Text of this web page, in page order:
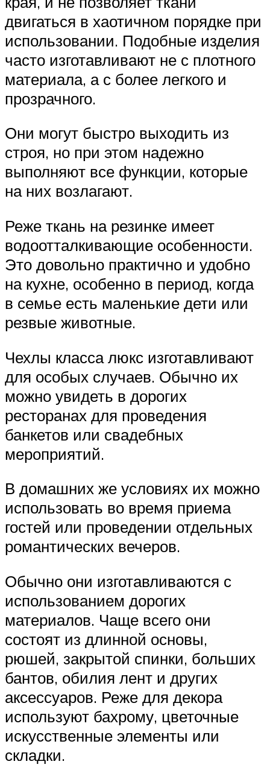
двигаться в хаотичном порядке при
использовании. Подобные изделия
часто изготавливают не с плотного
материала, а с более легкого и
прозрачного.
Они могут быстро выходить из
строя, но при этом надежно
выполняют все функции, которые
на них возлагают.
Реже ткань на резинке имеет
водоотталкивающие особенности.
Это довольно практично и удобно
на кухне, особенно в период, когда
в семье есть маленькие дети или
резвые животные.
Чехлы класса люкс изготавливают
для особых случаев. Обычно их
можно увидеть в дорогих
ресторанах для проведения
банкетов или свадебных
мероприятий.
В домашних же условиях их можно
использовать во время приема
гостей или проведении отдельных
романтических вечеров.
Обычно они изготавливаются с
использованием дорогих
материалов. Чаще всего они
состоят из длинной основы,
рюшей, закрытой спинки, больших
бантов, обилия лент и других
аксессуаров. Реже для декора
используют бахрому, цветочные
искусственные элементы или
складки.